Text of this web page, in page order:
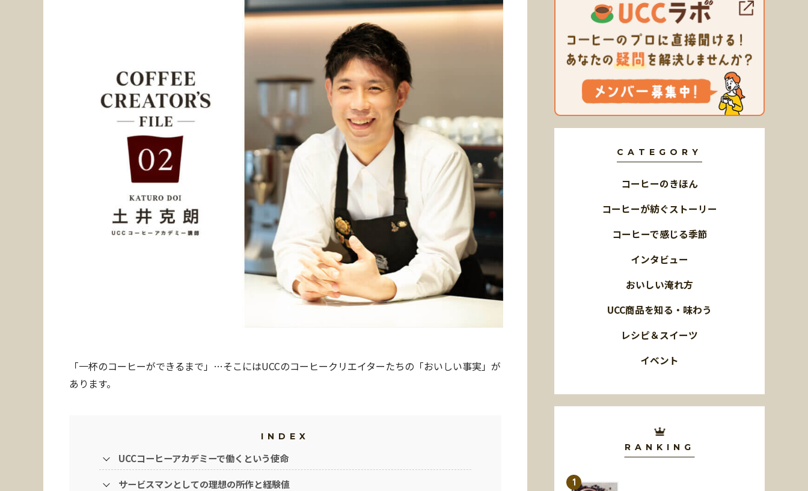
「一杯のコーヒーができるまで」…そこにはUCCのコーヒークリエイターたちの「おいしい事実」が
あります。
INDEX
UCCコーヒーアカデミーで働くという使命
サービスマンとしての理想の所作と経験値
CATEGORY
コーヒーのきほん
コーヒーが紡ぐストーリー
コーヒーで感じる季節
インタビュー
おいしい淹れ方
UCC商品を知る・味わう
レシピ＆スイーツ
イベント
RANKING
1